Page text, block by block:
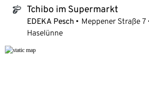
tchibo_logo Tchibo im Supermarkt
EDEKA Pesch Meppener Straße 7
Haselünne